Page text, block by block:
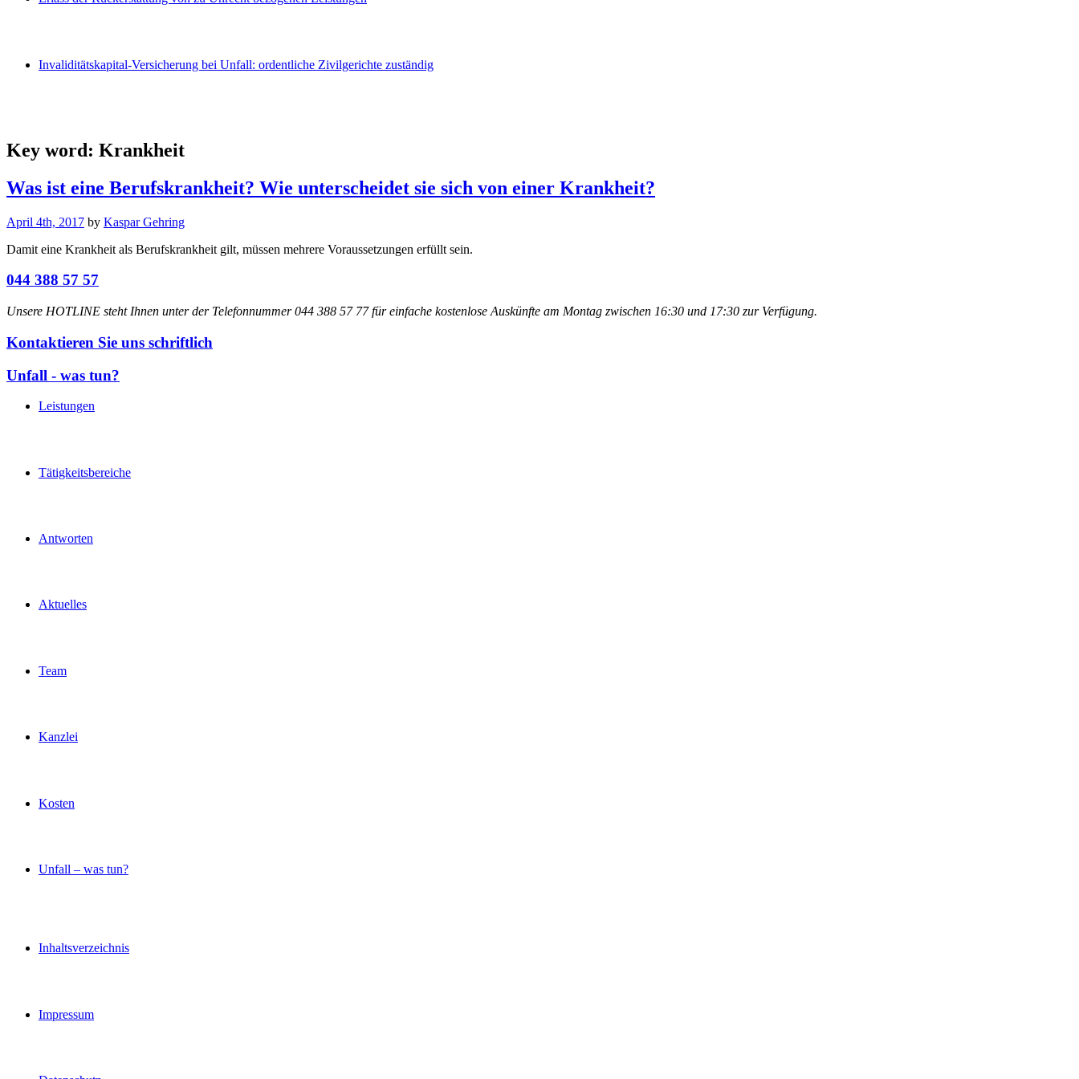
Invaliditätskapital-Versicherung bei Unfall: ordentliche Zivilgerichte zuständig
Key word: Krankheit
Was ist eine Berufskrankheit? Wie unterscheidet sie sich von einer Krankheit?
April 4th, 2017 by Kaspar Gehring
Damit eine Krankheit als Berufskrankheit gilt, müssen mehrere Voraussetzungen erfüllt sein.
044 388 57 57
Unsere HOTLINE steht Ihnen unter der Telefonnummer 044 388 57 77 für einfache kostenlose Auskünfte am Montag zwischen 16:30 und 17:30 zur Verfügung.
Kontaktieren Sie uns schriftlich
Unfall - was tun?
Leistungen
Tätigkeitsbereiche
Antworten
Aktuelles
Team
Kanzlei
Kosten
Unfall – was tun?
Inhaltsverzeichnis
Impressum